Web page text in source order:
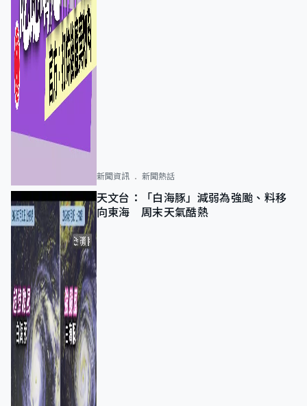
新聞資訊 新聞熱話
天文台：「白海豚」減弱為強颱、料移
向東海 周末天氣酷熱